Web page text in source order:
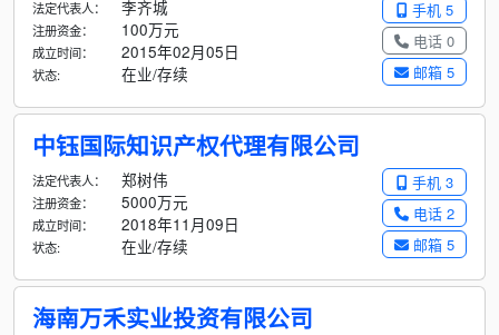
手机 5
电话 0
邮箱 5
法定代表人： 李齐城
注册资金： 100万元
成立时间： 2015年02月05日
状态: 在业/存续
中钰国际知识产权代理有限公司
手机 3
电话 2
邮箱 5
法定代表人： 郑树伟
注册资金： 5000万元
成立时间： 2018年11月09日
状态: 在业/存续
海南万禾实业投资有限公司